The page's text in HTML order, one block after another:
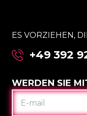
ES VORZIEHEN,
+49 392
WERDEN SIE
E-
MAIL